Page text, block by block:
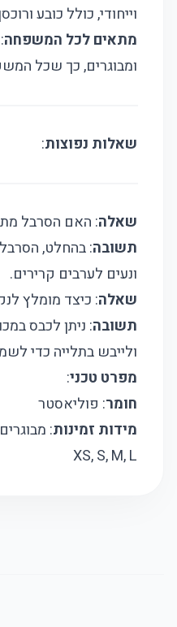
וייחודי, כולל כובע
מתאים לכל המשפחה
ומבוגרים, כך שכל
שאלות נפוצות:
שאלה: האם הסרבל
תשובה: בהחלט,
ונעים לערבים קרירים.
שאלה: כיצד מומלץ
תשובה: ניתן לכבס
ולייבש בתלייה כדי
מפרט טכני:
חומר: פוליאסטר
מידות זמינות
XS, S, M, L